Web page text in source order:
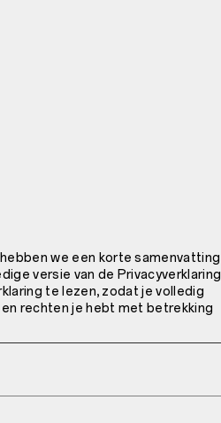
we een korte samenvatting
versie van de Privacyverklaring
te lezen, zodat je volledig
rechten je hebt met betrekking